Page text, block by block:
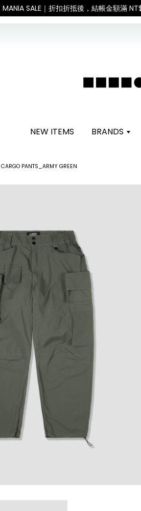
International Shipping:
NEW ITEMS BRANDS
PANTS_ARMY GREEN